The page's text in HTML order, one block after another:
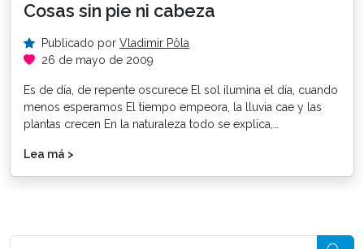
Cosas sin pie ni cabeza
Publicado por Vladimir Pôla
26 de mayo de 2009
Es de día, de repente oscurece El sol ilumina el día, cuando
menos esperamos El tiempo empeora, la lluvia cae y las
plantas crecen En la naturaleza todo se explica,…
Lea má >